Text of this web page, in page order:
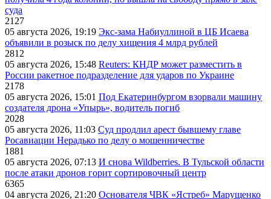
суда
2127
05 августа 2026, 19:19 Экс-зама Набиуллиной в ЦБ Исаева
объявили в розыск по делу хищения 4 млрд рублей
2812
05 августа 2026, 15:48 Reuters: КНДР может разместить в
России ракетное подразделение для ударов по Украине
2178
05 августа 2026, 15:01 Под Екатеринбургом взорвали машину
создателя дрона «Упырь», водитель погиб
2028
05 августа 2026, 11:03 Суд продлил арест бывшему главе
Росавиации Нерадько по делу о мошенничестве
1881
05 августа 2026, 07:13 И снова Wildberries. В Тульской области
после атаки дронов горит сортировочный центр
6365
04 августа 2026, 21:20 Основателя ЧВК «Ястреб» Марущенко